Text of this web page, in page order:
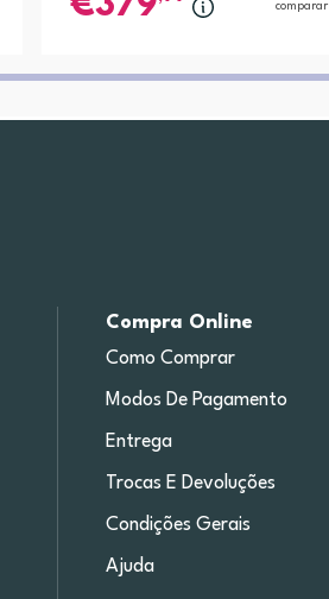
comparar
Compra Online
Como Comprar
Modos De Pagamento
Entrega
Trocas E Devoluções
Condições Gerais
Ajuda